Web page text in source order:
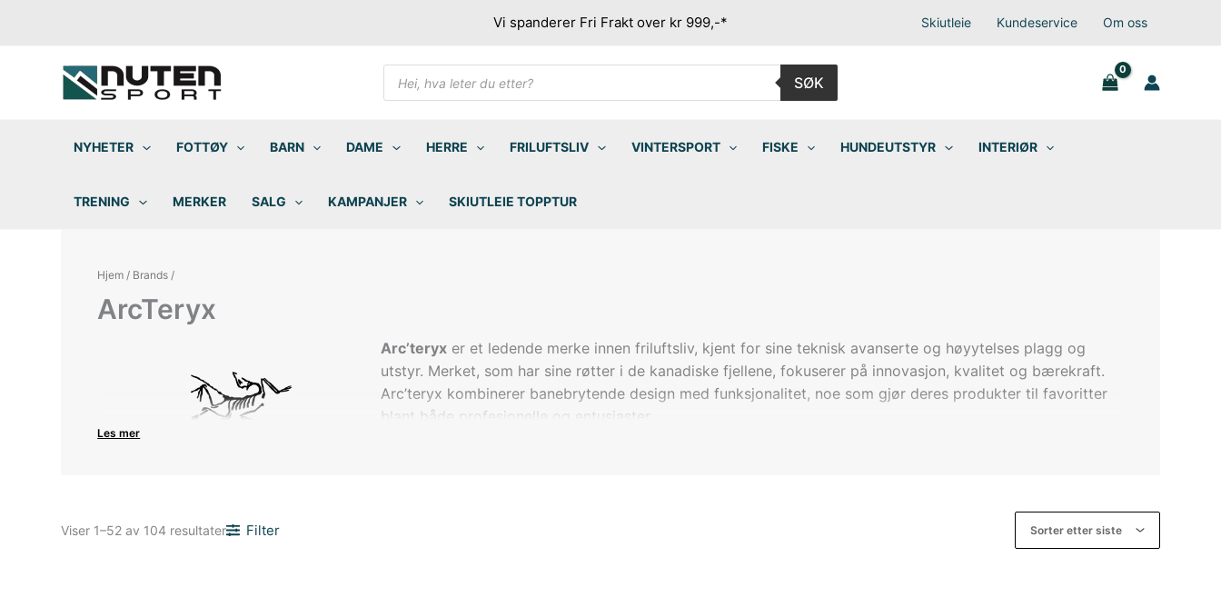
Vi spanderer Fri Frakt over kr 999,-* Skiutleie Kundeservice Om oss
Products
search
SØK
NYHETER FOTTØY BARN DAME HERRE FRILUFTSLIV VINTERSPORT FISKE HUNDEUTSTYR INTERIØR
TRENING MERKER SALG KAMPANJER SKIUTLEIE TOPPTUR
Hjem / Brands /
ArcTeryx
Arc’teryxer et ledende merke innen friluftsliv, kjent for sine teknisk avanserte og høyytelses plagg og
utstyr. Merket, som har sine røtter i de kanadiske fjellene, fokuserer på innovasjon, kvalitet og bærekraft.
Arc’teryx kombinerer banebrytende design med funksjonalitet, noe som gjør deres produkter til favoritter
blant både profesjonelle og entusiaster.
Les mer
Viser 1–52 av 104 resultaterSortert
Filter